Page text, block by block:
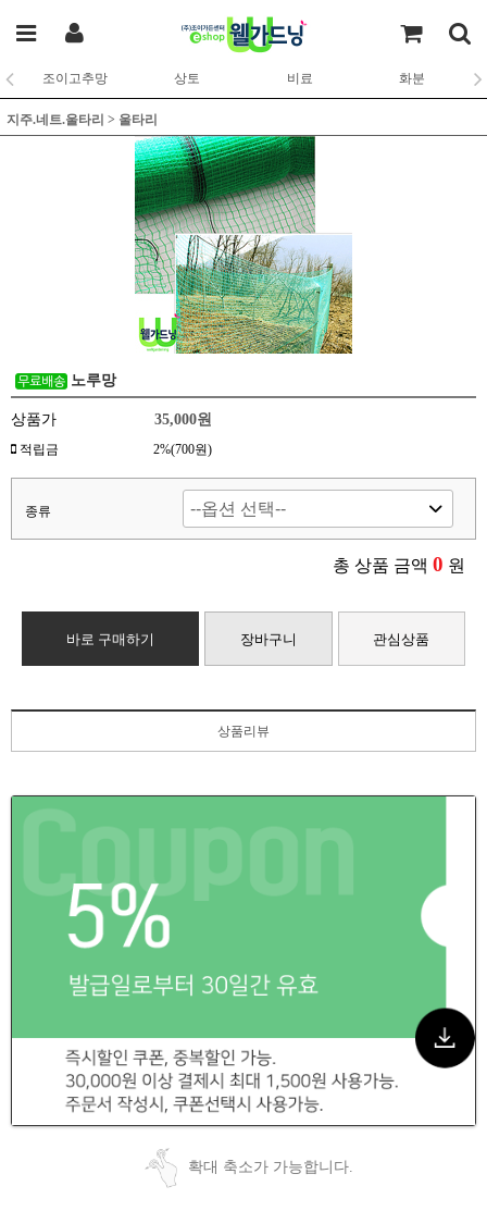
조이고추망 상토 비료 화분
지주.네트.울타리 > 울타리
노루망
상품가 35,000원
적립금 2%(700원)
종류
총 상품 금액 0 원
바로 구매하기 장바구니 관심상품
상품리뷰
확대 축소가 가능합니다.